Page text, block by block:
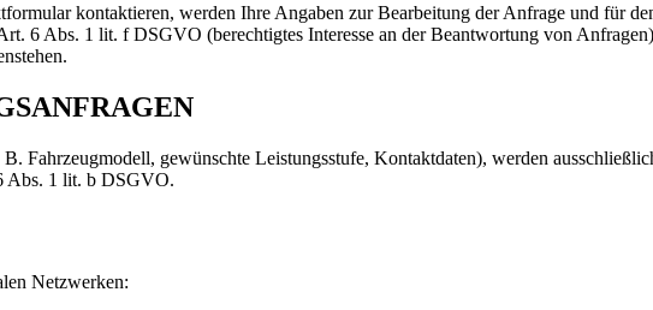
kontaktieren, werden Ihre Angaben zur Bearbeitung der Anfrage und für
6 Abs. 1 lit. f DSGVO (berechtigtes Interesse an der Beantwortung von
Fahrzeugmodell, gewünschte Leistungsstufe, Kontaktdaten), werden
Abs. 1 lit. b DSGVO.
Netzwerken: